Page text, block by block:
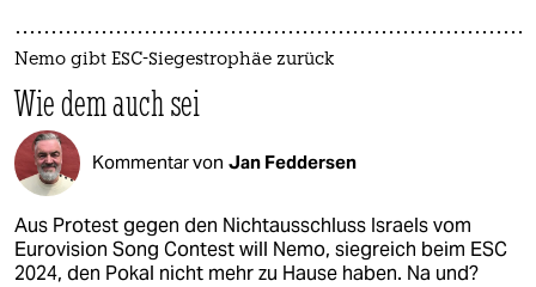
Nemo gibt ESC-Siegestrophäe zurück
Wie dem auch sei
Kommentar von Jan Feddersen
Aus Protest gegen den Nichtausschluss Israels vom
Eurovision Song Contest will Nemo, siegreich beim ESC
2024, den Pokal nicht mehr zu Hause haben. Na und?